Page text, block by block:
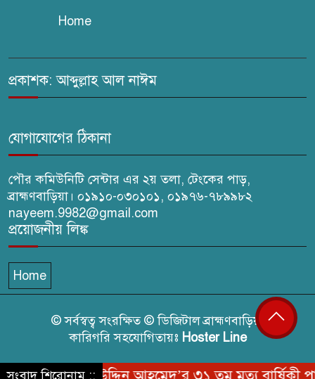
ঢেউ’র আহবায়ক সোহেল সদস্য
Home
প্রকাশক: আব্দুল্লাহ আল নাঈম
যোগাযোগের ঠিকানা
পৌর কমিউনিটি সেন্টার এর ২য় তলা, টেংকের পাড়,
ব্রাহ্মণবাড়িয়া। ০১৯১০-০৩০১০১, ০১৯৭৬-৭৮৯৯৮২
nayeem.9982@gmail.com
প্রয়োজনীয় লিঙ্ক
Home
© সর্বস্বত্ব সংরক্ষিত © ডিজিটাল ব্রাহ্মণবাড়িয়া
কারিগরি সহযোগিতায়ঃ Hoster Line
সংবাদ শিরোনাম ::